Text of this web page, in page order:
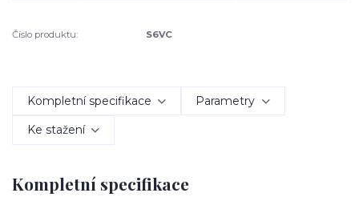
Číslo produktu: S6VC
Kompletní specifikace Parametry
Ke stažení
Kompletní specifikace